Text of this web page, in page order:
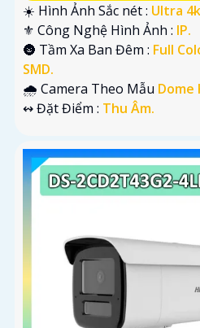
☀️ Hình Ảnh Sắc nét : Ultra 4k
⚜️ Công Nghệ Hình Ảnh : IP.
🌚 Tầm Xa Ban Đêm : Full
SMD.
🌧️ Camera Theo Mẫu Dome
️↭ Đặt Điểm : Thu Âm.